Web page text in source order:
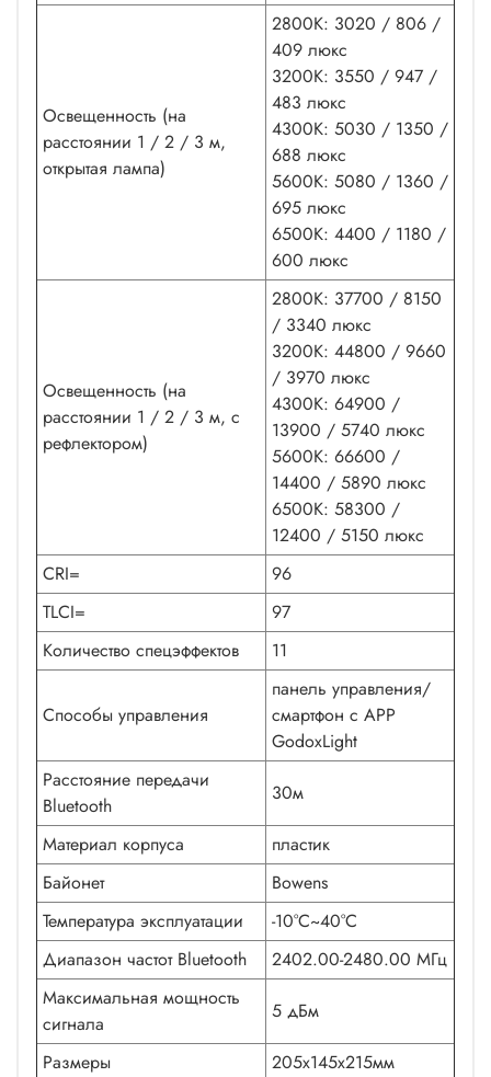
Освещенность (на
расстоянии 1 / 2 / 3 м,
открытая лампа)
2800K: 3020 / 806 /
409 люкс
3200K: 3550 / 947 /
483 люкс
4300K: 5030 / 1350 /
688 люкс
5600K: 5080 / 1360 /
695 люкс
6500K: 4400 / 1180 /
600 люкс
Освещенность (на
расстоянии 1 / 2 / 3 м, с
рефлектором)
2800K: 37700 / 8150
/ 3340 люкс
3200K: 44800 / 9660
/ 3970 люкс
4300K: 64900 /
13900 / 5740 люкс
5600K: 66600 /
14400 / 5890 люкс
6500K: 58300 /
12400 / 5150 люкс
CRI=
96
TLCI=
97
Количество спецэффектов
11
Способы управления
панель управления/
смартфон с APP
GodoxLight
Расстояние передачи
Bluetooth
30м
Материал корпуса
пластик
Байонет
Bowens
Температура эксплуатации
-10°C~40°C
Диапазон частот Bluetooth
2402.00-2480.00 МГц
Максимальная мощность
сигнала
5 дБм
Размеры
205х145х215мм